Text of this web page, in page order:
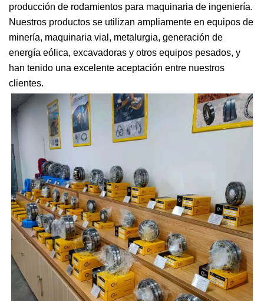
producción de rodamientos para maquinaria de ingeniería.
Nuestros productos se utilizan ampliamente en equipos de
minería, maquinaria vial, metalurgia, generación de
energía eólica, excavadoras y otros equipos pesados, y
han tenido una excelente aceptación entre nuestros
clientes.